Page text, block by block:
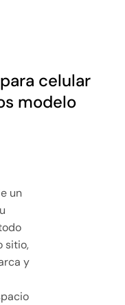
celular
modelo
un
sitio,
y